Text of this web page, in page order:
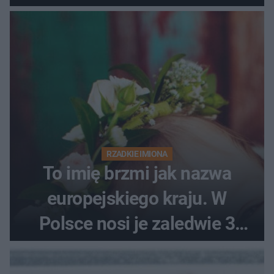
RZADKIE IMIONA
To imię brzmi jak nazwa
europejskiego kraju. W
Polsce nosi je zaledwie 3
kobiety